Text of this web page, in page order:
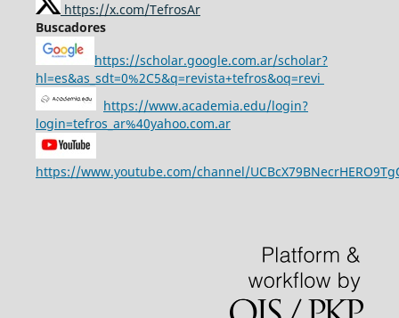
https://x.com/TefrosAr
Buscadores
https://scholar.google.com.ar/scholar?
hl=es&as_sdt=0%2C5&q=revista+tefros&oq=revi
https://www.academia.edu/login?
login=tefros_ar%40yahoo.com.ar
https://www.youtube.com/channel/